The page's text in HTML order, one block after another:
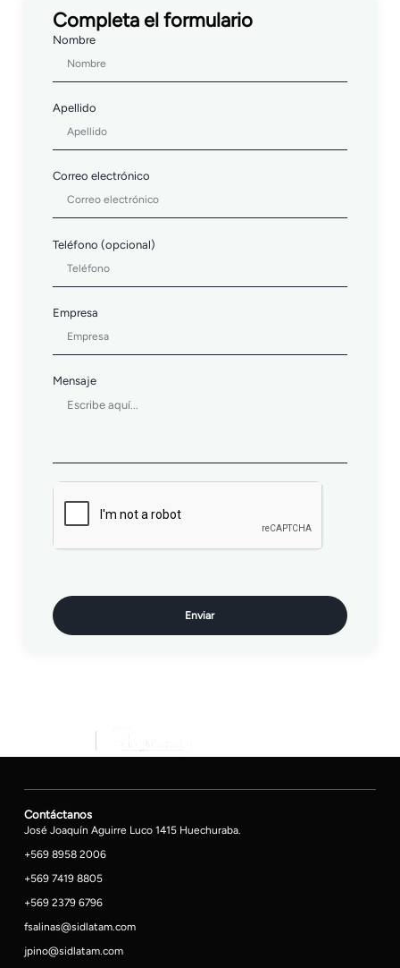
Completa el formulario
Nombre
Apellido
Correo electrónico
Teléfono (opcional)
Empresa
Mensaje
Enviar
Contáctanos
José Joaquín Aguirre Luco 1415 Huechuraba.
+569 8958 2006
+569 7419 8805
+569 2379 6796
fsalinas@sidlatam.com
jpino@sidlatam.com